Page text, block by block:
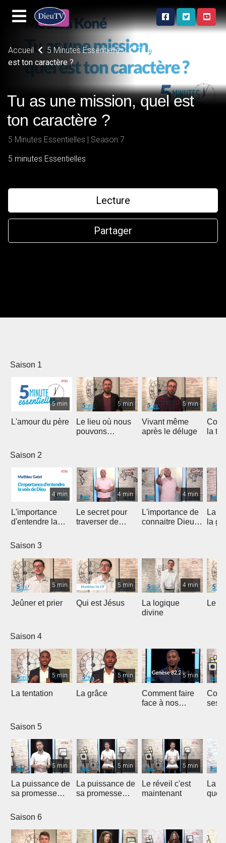
Accueil 5 Minutes Essentielles
Tu as une mission, quel
est ton caractère ?
Tu as une mission, quel est
ton caractère ?
5 Minutes Essentielles | Season 7
5 minutes Essentielles
Lecture
Partager
Saison 1
5 min
L'amour du père
5 min
Le lieu où nous
pouvons
5 min
Vivant même
après le déluge
la
Saison 2
4 min
L'importance
d'entendre la
4 min
Le secret pour
traverser de
4 min
L'importance de
connaitre Dieu
La
la
Saison 3
5 min
Jeûner et prier
5 min
Qui est Jésus
4 min
La logique
divine
Le
Saison 4
5 min
La tentation
5 min
La grâce
5 min
Comment faire
face à nos
ses
Saison 5
5 min
La puissance de
sa promesse
5 min
La puissance de
sa promesse
5 min
Le réveil c'est
maintenant
La
que
Saison 6